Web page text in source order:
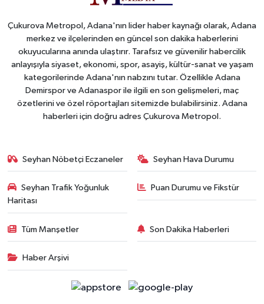
Çukurova Metropol, Adana'nın lider haber kaynağı olarak, Adana
merkez ve ilçelerinden en güncel son dakika haberlerini
okuyucularına anında ulaştırır. Tarafsız ve güvenilir habercilik
anlayışıyla siyaset, ekonomi, spor, asayiş, kültür-sanat ve yaşam
kategorilerinde Adana'nın nabzını tutar. Özellikle Adana
Demirspor ve Adanaspor ile ilgili en son gelişmeleri, maç
özetlerini ve özel röportajları sitemizde bulabilirsiniz. Adana
haberleri için doğru adres Çukurova Metropol.
Seyhan Nöbetçi Eczaneler Seyhan Hava Durumu
Seyhan Trafik Yoğunluk
Haritası
Puan Durumu ve Fikstür
Tüm Manşetler Son Dakika Haberleri
Haber Arşivi